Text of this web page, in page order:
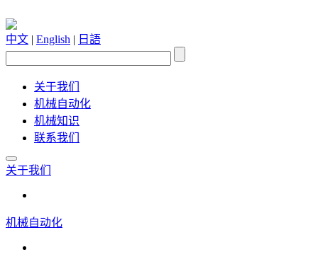
中文 | English | 日語
关于我们
机械自动化
机械知识
联系我们
关于我们
机械自动化